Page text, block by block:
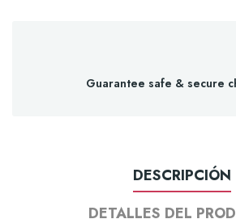
Guarantee safe & secure
DESCRIPCIÓN
DETALLES DEL